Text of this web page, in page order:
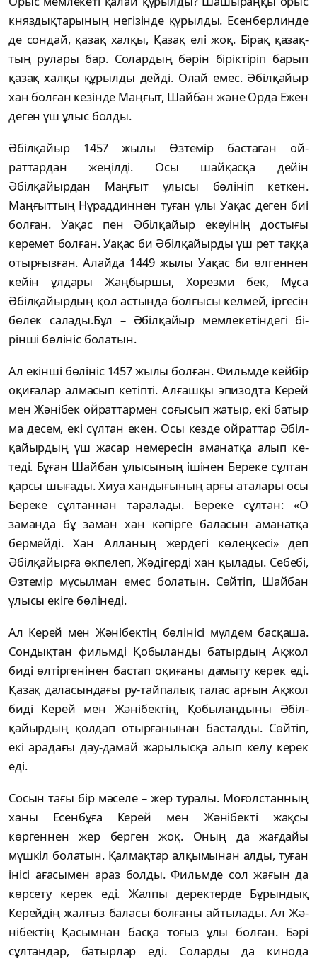
княз­дық­тарының негізінде құ­рыл­ды. Есен­бер­линде
де сон­­дай, қазақ халқы, Қа­­зақ елі жоқ. Бірақ қа­зақ­
тың рулары бар. Со­лар­дың бәрін бірік­­тіріп барып
қазақ халқы құ­рылды дейді. Олай емес. Әбілқайыр
хан бол­ған ке­зін­де Маң­ғыт, Шай­­­бан және Орда Ежен
деген үш ұлыс бол­ды.
Әбілқайыр 1457 жылы Өзтемір бастаған ой­
раттардан жеңілді. Осы шайқасқа дейін
Әбілқайырдан Маңғыт ұлысы бөлініп кеткен.
Маңғыттың Нұраддиннен туған ұлы Уақас деген биі
болған. Уақас пен Әбілқайыр екеуі­нің достығы
керемет болған. Уақас би Әбіл­қайырды үш рет таққа
отырғызған. Алайда 1449 жылы Уақас би өлгеннен
кейін ұлдары Жаң­быршы, Хорезми бек, Мұса
Әбілқайыр­дың қол астында болғысы келмей, іргесін
бө­лек салады.Бұл – Әбілқайыр мемлекетіндегі бі­
рінші бөлініс болатын.
Ал екінші бөлініс 1457 жылы болған. Фи­льм­де кейбір
оқиғалар алмасып кетіпті. Ал­ғашқы эпизодта Керей
мен Жәнібек ой­рат­тармен соғысып жатыр, екі батыр
ма десем, екі сұлтан екен. Осы кезде ойраттар Әбіл­
қайыр­дың үш жасар немересін аманатқа алып ке­
теді. Бұған Шайбан ұлысының ішінен Бе­ре­ке сұлтан
қарсы шығады. Хиуа хандығының арғы аталары осы
Береке сұлтаннан таралады. Береке сұлтан: «О
заманда бұ заман хан кә­пір­ге баласын аманатқа
бермейді. Хан Ал­ланың жердегі көлеңкесі» деп
Әбілқайырға өк­пелеп, Жәдігерді хан қылады. Себебі,
Өз­те­мір мұсылман емес болатын. Сөйтіп, Шай­бан
ұлысы екіге бөлінеді.
Ал Керей мен Жәнібектің бөлінісі мүлдем бас­қаша.
Сондықтан фильмді Қобыланды ба­тырдың Ақжол
биді өлтіргенінен бастап оқи­ғаны дамыту керек еді.
Қазақ даласындағы ру-тайпалық талас арғын Ақжол
биді Керей мен Жәнібектің, Қобыландыны Әбіл­
қайыр­дың қолдап отырғанынан басталды. Сөйтіп,
екі арадағы дау-дамай жарылысқа алып келу ке­рек
еді.
Сосын тағы бір мәселе – жер туралы. Мо­ғолстанның
ханы Есенбұға Керей мен Жә­нібекті жақсы
көргеннен жер берген жоқ. Оның да жағдайы
мүшкіл болатын. Қалмақтар алқымынан алды, туған
інісі ағасымен араз бол­ды. Фильмде сол жағын да
көрсету керек еді. Жалпы деректерде Бұрындық
Керейдің жал­ғыз баласы болғаны айтылады. Ал Жә­
нібектің Қасымнан басқа тоғыз ұлы болған. Бәрі
сұлтандар, батырлар еді. Соларды да ки­нода